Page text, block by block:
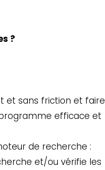
?
et sans friction et faire
efficace et
de recherche :
et/ou vérifie les